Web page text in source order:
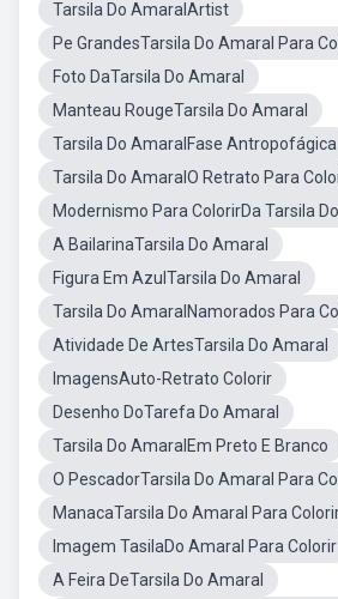
Tarsila Do AmaralArtist
Pe GrandesTarsila Do Amaral Para
Foto DaTarsila Do Amaral
Manteau RougeTarsila Do Amaral
Tarsila Do AmaralFase Antropofágica
Tarsila Do AmaralO Retrato Para
Modernismo Para ColorirDa Tarsila
A BailarinaTarsila Do Amaral
Figura Em AzulTarsila Do Amaral
Tarsila Do AmaralNamorados Para
Atividade De ArtesTarsila Do Amaral
ImagensAuto-Retrato Colorir
Desenho DoTarefa Do Amaral
Tarsila Do AmaralEm Preto E Branco
O PescadorTarsila Do Amaral Para
ManacaTarsila Do Amaral Para
Imagem TasilaDo Amaral Para Colorir
A Feira DeTarsila Do Amaral